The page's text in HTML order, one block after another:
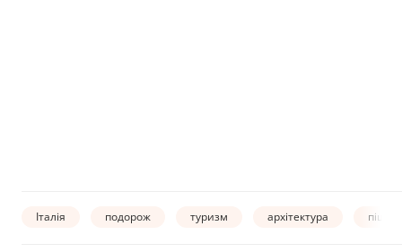
Італія подорож туризм архітектура